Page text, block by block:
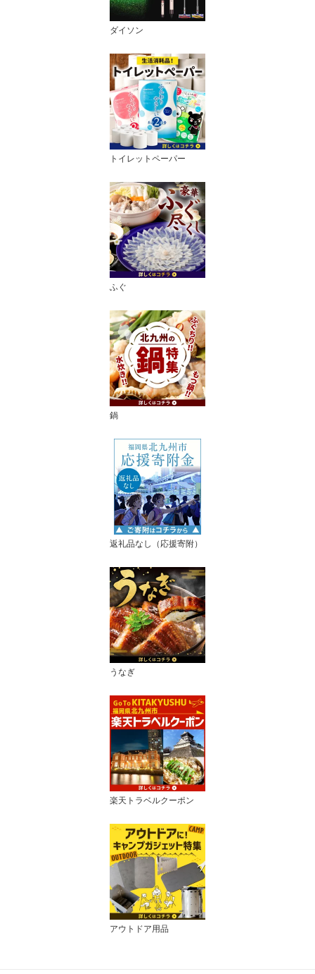
ダイソン
トイレットペーパー
ふぐ
鍋
返礼品なし（応援寄附）
うなぎ
楽天トラベルクーポン
アウトドア用品